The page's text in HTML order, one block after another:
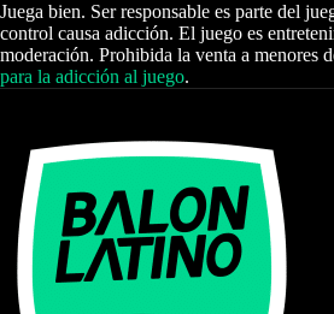
Juega bien. Ser responsable es parte del
control causa adicción. El juego es
moderación. Prohibida la venta a menores
para la adicción al juego.